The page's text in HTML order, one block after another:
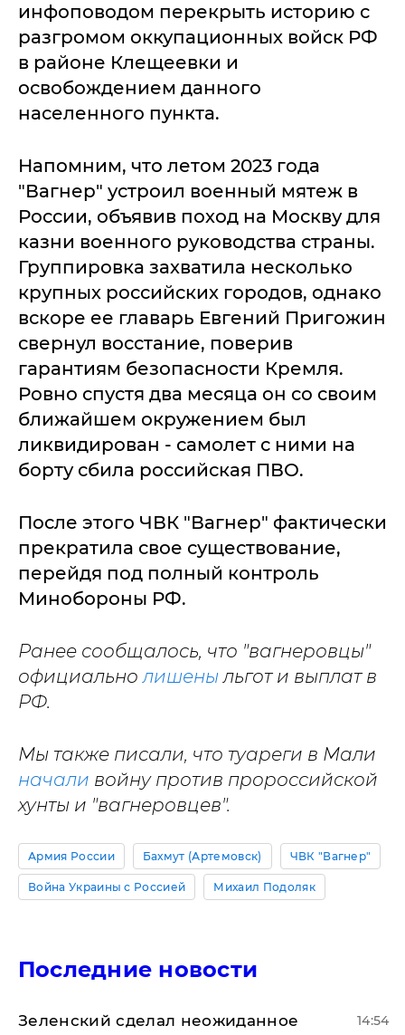
инфоповодом перекрыть историю с
разгромом оккупационных войск РФ
в районе Клещеевки и
освобождением данного
населенного пункта.
Напомним, что летом 2023 года
"Вагнер" устроил военный мятеж в
России, объявив поход на Москву для
казни военного руководства страны.
Группировка захватила несколько
крупных российских городов, однако
вскоре ее главарь Евгений Пригожин
свернул восстание, поверив
гарантиям безопасности Кремля.
Ровно спустя два месяца он со своим
ближайшем окружением был
ликвидирован - самолет с ними на
борту сбила российская ПВО.
После этого ЧВК "Вагнер" фактически
прекратила свое существование,
перейдя под полный контроль
Минобороны РФ.
Ранее сообщалось, что "вагнеровцы"
официальнолишеныльгот и выплат в
РФ.
Мы также писали, что туареги в Мали
начали войну против пророссийской
хунты и "вагнеровцев".
Армия России Бахмут (Артемовск) ЧВК "Вагнер"
Война Украины с Россией Михаил Подоляк
Последние новости
Зеленский сделал неожиданное
14:54